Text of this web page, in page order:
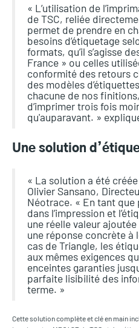
« L’utilisation de
de TSC, reliée
permet de prendre en
besoins d’étiquetage
formats, qu’il s’agisse
France » ou celles
conformité des retours
des modèles
chacune de nos
d’imprimer trois fois
qu'auparavant. »
Une solution
« La solution a été
Olivier Sansano,
Néotrace. « En tant
dans l’impression et
une réelle valeur
une réponse concrète à
cas de Triangle, les
aux mêmes exigences
enceintes garanties
parfaite lisibilité des
terme. »
Cette solution complète et clé en main